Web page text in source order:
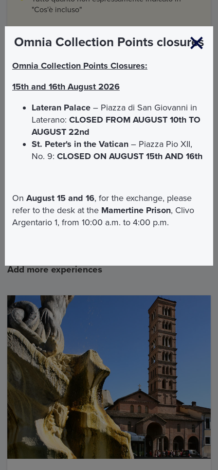
"Cos'è incluso"
Informazioni e accoglienza
Il nostro accompagnatore vi attenderà davanti
l'ingresso della Basilica dei Santi XII Apostoli
(Piazza dei Santi Apostoli 51)
E'obbligatorio prenotare
visita guidata
E' necessario presentarsi 1 5 minuti prima
Orari del tour:il tour è disponibile alle ore 10:00
Giorni disponibili: Sabato(altri giorni su richiesta)
Lingue disponibili: Italiano
Add more experiences
Omnia Collection Points closures
Omnia Collection Points Closures:
15th and 16th August 2026
Lateran Palace – Piazza di San Giovanni in
Laterano:CLOSED FROM AUGUST 10th TO
AUGUST 22nd
St. Peter's in the Vatican – Piazza Pio XII,
No. 9:CLOSED ON AUGUST 15th AND 16th
OnAugust 15 and 16, for the exchange, please
refer to the desk at the Mamertine Prison, Clivo
Argentario 1, from 10:00 a.m. to 4:00 p.m.